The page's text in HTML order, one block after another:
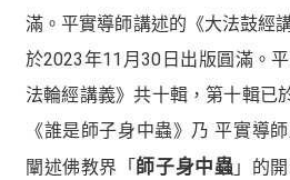
滿。平實導師講述的《大法鼓經
於2023年11月30日出版圓滿。
法輪經講義》共十輯，第十輯已
《誰是師子身中蟲》乃 平實導
闡述佛教界「 師子身中蟲 」的